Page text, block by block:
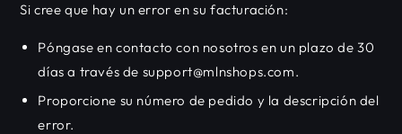
Si cree que hay un error en su facturación:
Póngase en contacto con nosotros en un plazo de 30
días a través de support@mlnshops.com.
Proporcione su número de pedido y la descripción del
error.